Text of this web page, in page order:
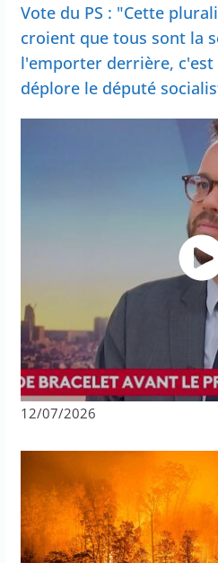
Vote du PS : "Cette
croient que tous sont la
l'emporter derrière,
déplore le député
12/07/2026